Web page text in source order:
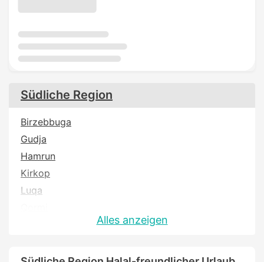
Südliche Region
Birzebbuga
Gudja
Hamrun
Kirkop
Luqa
Alles anzeigen